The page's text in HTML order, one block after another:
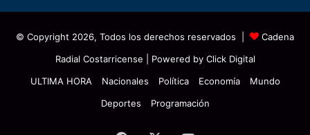
© Copyright 2026, Todos los derechos reservados |
Cadena
Radial Costarricense | Powered by Click Digital
ULTIMA HORA
Nacionales Política Economía
Mundo
Deportes
Programación